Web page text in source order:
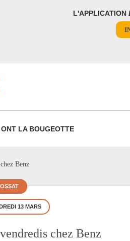
L'APPLICATION
LA BOUGEOTTE
Benz
13 MARS
chez Benz